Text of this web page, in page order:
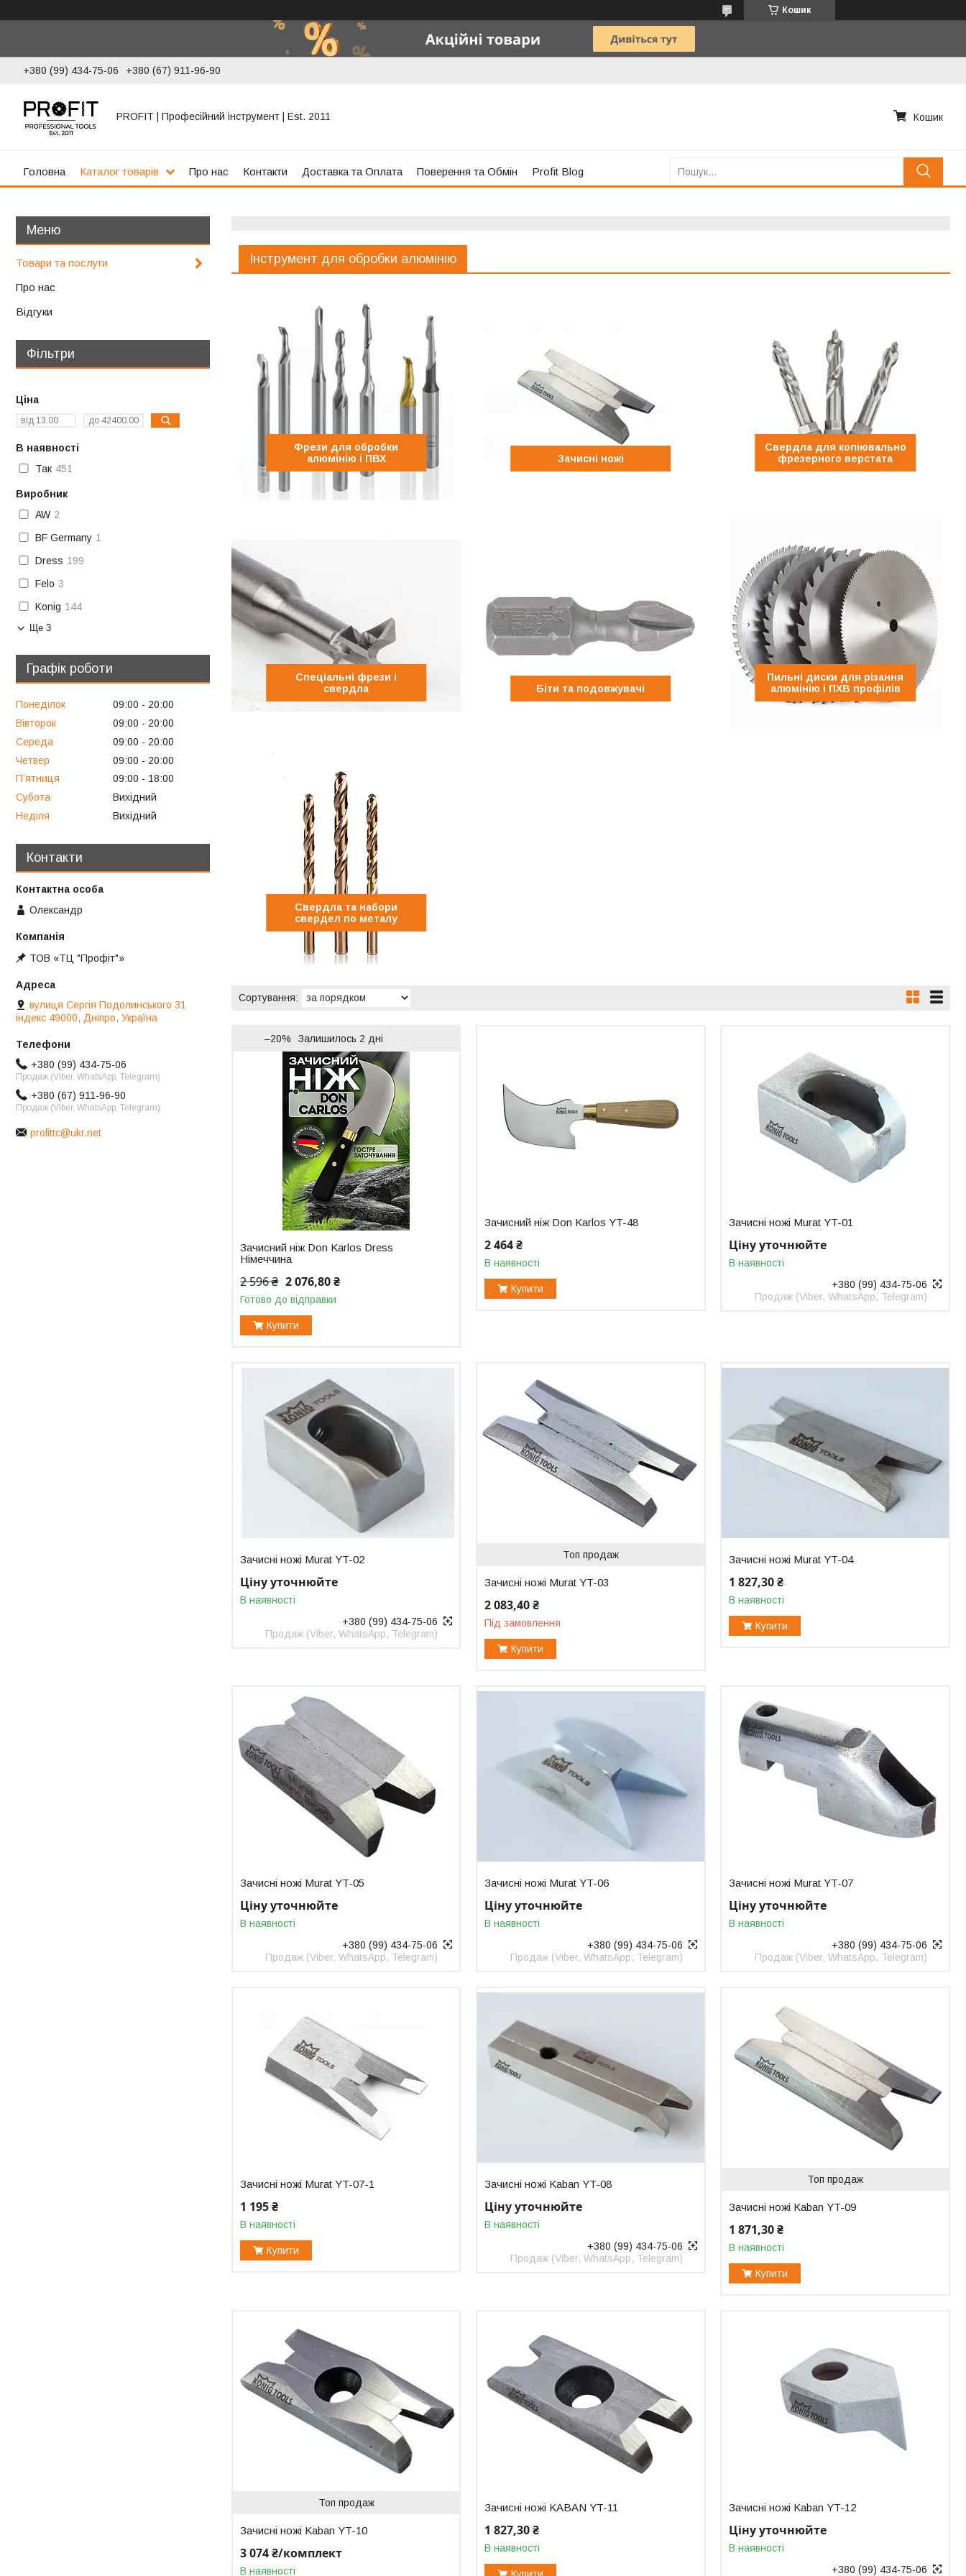
Кошик
+380 (99) 434-75-06 +380 (67) 911-96-90
PROFIT | Професійний інструмент | Est. 2011 Кошик
Головна Каталог товарів Про нас Контакти Доставка та Оплата Поверення та Обмін Profit Blog
Інструмент для обробки алюмінію
Фрези для обробки
алюмінію і ПВХ
Зачисні ножі
Свердла для копіювально
фрезерного верстата
Спеціальні фрези і
свердла
Біти та подовжувачі
Пильні диски для різання
алюмінію і ПХВ профілів
Свердла та набори
свердел по металу
–20% Залишилось 2 дні
Зачисний ніж Don Karlos Dress
Німеччина
2 596 ₴ 2 076,80 ₴
Готово до відправки
Купити
Зачисний ніж Don Karlos YT-48
2 464 ₴
В наявності
Купити
Зачисні ножі Murat YT-01
Ціну уточнюйте
В наявності
+380 (99) 434-75-06
Продаж (Viber, WhatsApp, Telegram)
Зачисні ножі Murat YT-02
Ціну уточнюйте
В наявності
+380 (99) 434-75-06
Продаж (Viber, WhatsApp, Telegram)
Топ продаж
Зачисні ножі Murat YT-03
2 083,40 ₴
Під замовлення
Купити
Зачисні ножі Murat YT-04
1 827,30 ₴
В наявності
Купити
Зачисні ножі Murat YT-05
Ціну уточнюйте
В наявності
+380 (99) 434-75-06
Продаж (Viber, WhatsApp, Telegram)
Зачисні ножі Murat YT-06
Ціну уточнюйте
В наявності
+380 (99) 434-75-06
Продаж (Viber, WhatsApp, Telegram)
Зачисні ножі Murat YT-07
Ціну уточнюйте
В наявності
+380 (99) 434-75-06
Продаж (Viber, WhatsApp, Telegram)
Зачисні ножі Murat YT-07-1
1 195 ₴
В наявності
Купити
Зачисні ножі Kaban YT-08
Ціну уточнюйте
В наявності
+380 (99) 434-75-06
Продаж (Viber, WhatsApp, Telegram)
Топ продаж
Зачисні ножі Kaban YT-09
1 871,30 ₴
В наявності
Купити
Топ продаж
Зачисні ножі Kaban YT-10
3 074 ₴/комплект
В наявності
Зачисні ножі KABAN YT-11
1 827,30 ₴
В наявності
Купити
Зачисні ножі Kaban YT-12
Ціну уточнюйте
В наявності
+380 (99) 434-75-06
Товари та послуги
Про нас
Відгуки
Фільтри
Ціна
В наявності
Так 451
Виробник
AW 2
BF Germany 1
Dress 199
Felo 3
Konig 144
Ще 3
Графік роботи
Понеділок 09:00
20:00
Вівторок
09:00
20:00
Середа
09:00
20:00
Четвер
09:00
20:00
Пʼятниця
09:00
18:00
Субота
Вихідний
Неділя
Вихідний
Контакти
Олександр
ТОВ «ТЦ "Профіт"»
вулиця Сергія Подолинського 31
індекс 49000, Дніпро, Україна
+380 (99) 434-75-06
Продаж (Viber, WhatsApp, Telegram)
+380 (67) 911-96-90
Продаж (Viber, WhatsApp, Telegram)
profittc@ukr.net